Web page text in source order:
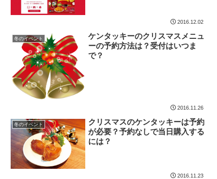
2016.12.02
冬のイベント
ケンタッキーのクリスマスメニュ
ーの予約方法は？受付はいつま
で？
2016.11.26
冬のイベント
クリスマスのケンタッキーは予約
が必要？予約なしで当日購入する
には？
2016.11.23